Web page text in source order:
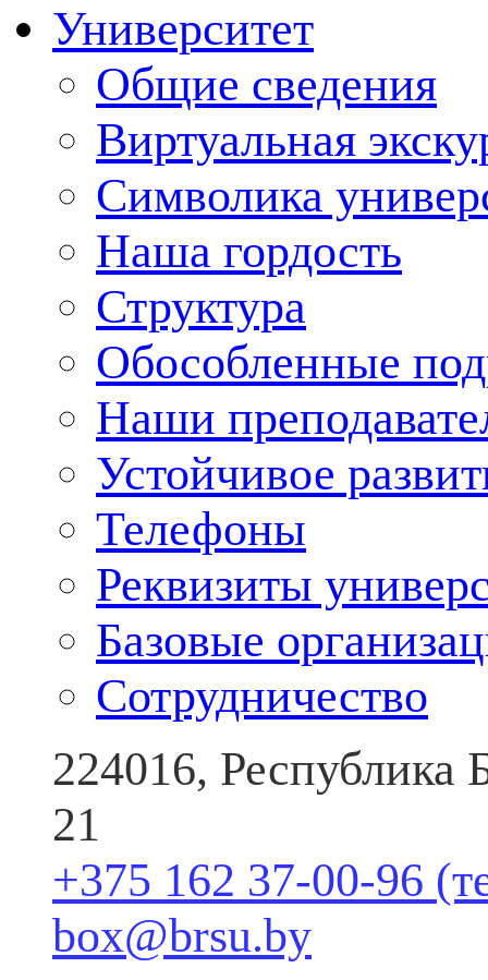
Университет
Общие сведения
Виртуальная
Символика
Наша гордость
Структура
Обособленные
Наши
Устойчивое
Телефоны
Реквизиты
Базовые
Сотрудничество
224016, Республика
21
+375 162 37-00-96
box@brsu.by